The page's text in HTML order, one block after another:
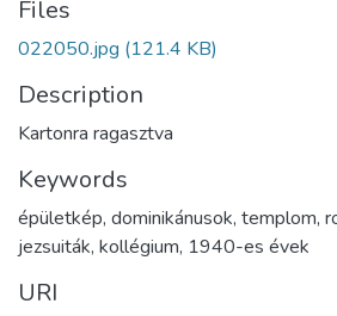
Files
022050.jpg (121.4 KB)
Description
Kartonra ragasztva
Keywords
épületkép, dominikánusok, templom,
jezsuiták, kollégium, 1940-es évek
URI